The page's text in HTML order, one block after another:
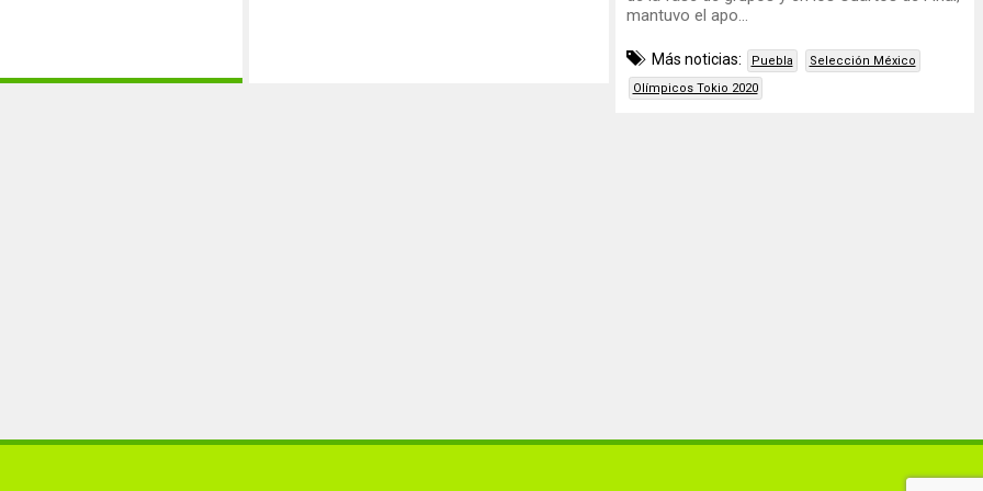
mantuvo el apo...
Más noticias: Puebla
Selección México
Olímpicos Tokio 2020